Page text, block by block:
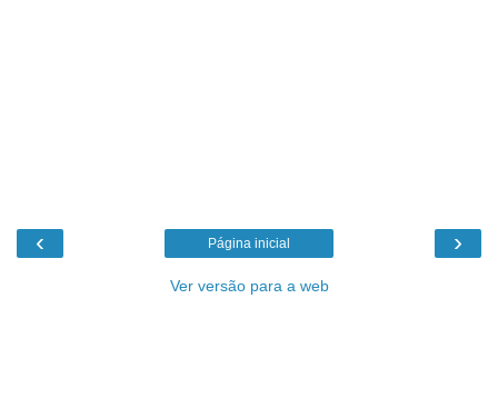
‹ ›
Página inicial
Ver versão para a web